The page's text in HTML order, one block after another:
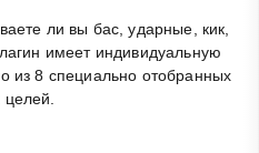
ли вы бас, ударные, кик,
имеет индивидуальную
из 8 специально отобранных
целей.